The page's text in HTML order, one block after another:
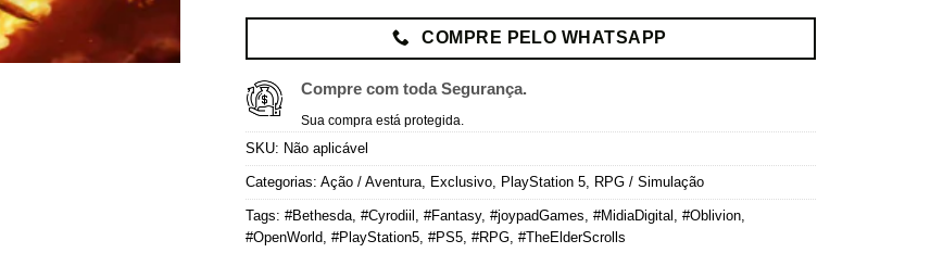
COMPRE PELO WHATSAPP
Compre com toda Segurança.
Sua compra está protegida.
SKU: Não aplicável
Categorias: Ação / Aventura Exclusivo PlayStation 5 RPG / Simulação
Tags: #Bethesda #Cyrodiil #Fantasy, #joypadGames #MidiaDigital #Oblivion
#OpenWorld #PlayStation5 #PS5 #RPG #TheElderScrolls